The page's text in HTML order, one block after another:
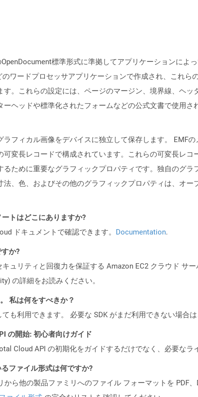
標準形式に準拠してアプリケーションによ
ワードプロセッサアプリケーションで作成され、これら
。これらの設定には、ページのマージン、境界線、ヘッ
ヘッドや標準化されたフォームなどの公式文書で使用さ
フィカル画像をデバイスに独立して保存します。 EMF
変長レコードで構成されています。これらの可変長レコ
ために重要なグラフィックプロパティです。独自のグラ
、色、およびその他のグラフィックプロパティは、オ
トはどこにありますか?
ドキュメントで確認できます。 Documentation.
か?
ュリティと回復力を保証する Amazon EC2 クラウド サ
の詳細をお読みください。
私は何をすべきか？
も利用できます。 必要な SDK がまだ利用できない場合は
の開始: 初心者向けガイド
Cloud API の初期化をガイドするだけでなく、必要なラ
ファイル形式は何ですか?
ら他の製品ファミリへのファイル フォーマットを PDF、